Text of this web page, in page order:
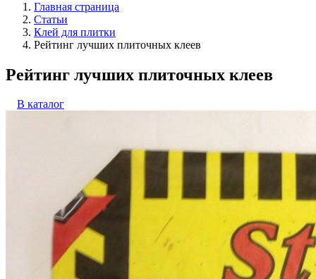
Главная страница
Статьи
Клей для плитки
Рейтинг лучших плиточных клеев
Рейтинг лучших плиточных клеев
В каталог